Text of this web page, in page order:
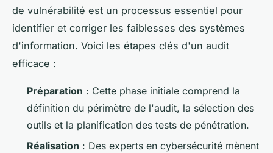
de vulnérabilité est un processus essentiel pour
identifier et corriger les faiblesses des systèmes
d'information. Voici les étapes clés d'un audit
efficace :
Préparation : Cette phase initiale comprend la
définition du périmètre de l'audit, la sélection des
outils et la planification des tests de pénétration.
Réalisation : Des experts en cybersécurité mènent